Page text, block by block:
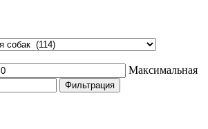
Максимальная
Фильтрация